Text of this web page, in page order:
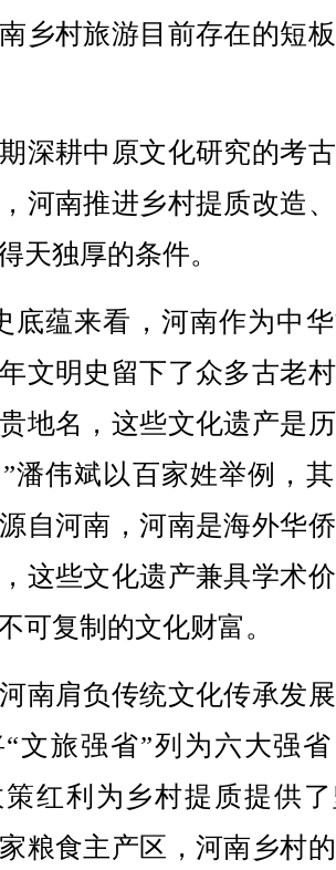
乡村旅游目前存在的短
耕中原文化研究的考
河南推进乡村提质改造
天独厚的条件。
蕴来看，河南作为中华
文明史留下了众多古老
地名，这些文化遗产是
潘伟斌以百家姓举例，
自河南，河南是海外华
这些文化遗产兼具学术
可复制的文化财富。
肩负传统文化传承发
文旅强省”列为六大强
红利为乡村提质提供
粮食主产区，河南乡村